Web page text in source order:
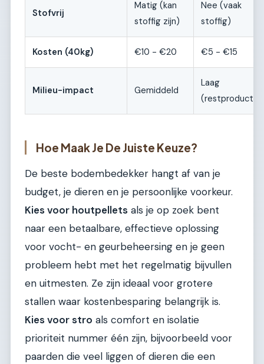
Stofvrij
Matig (kan
stoffig zijn)
Nee (vaak
stoffig)
Kosten (40kg) €10 - €20 €5 - €15
Milieu-impact Gemiddeld
Laag
(restproduct)
Hoe Maak Je De Juiste Keuze?
De beste bodembedekker hangt af van je
budget, je dieren en je persoonlijke voorkeur.
Kies voor houtpellets als je op zoek bent
naar een betaalbare, effectieve oplossing
voor vocht- en geurbeheersing en je geen
probleem hebt met het regelmatig bijvullen
en uitmesten. Ze zijn ideaal voor grotere
stallen waar kostenbesparing belangrijk is.
Kies voor stro als comfort en isolatie
prioriteit nummer één zijn, bijvoorbeeld voor
paarden die veel liggen of dieren die een